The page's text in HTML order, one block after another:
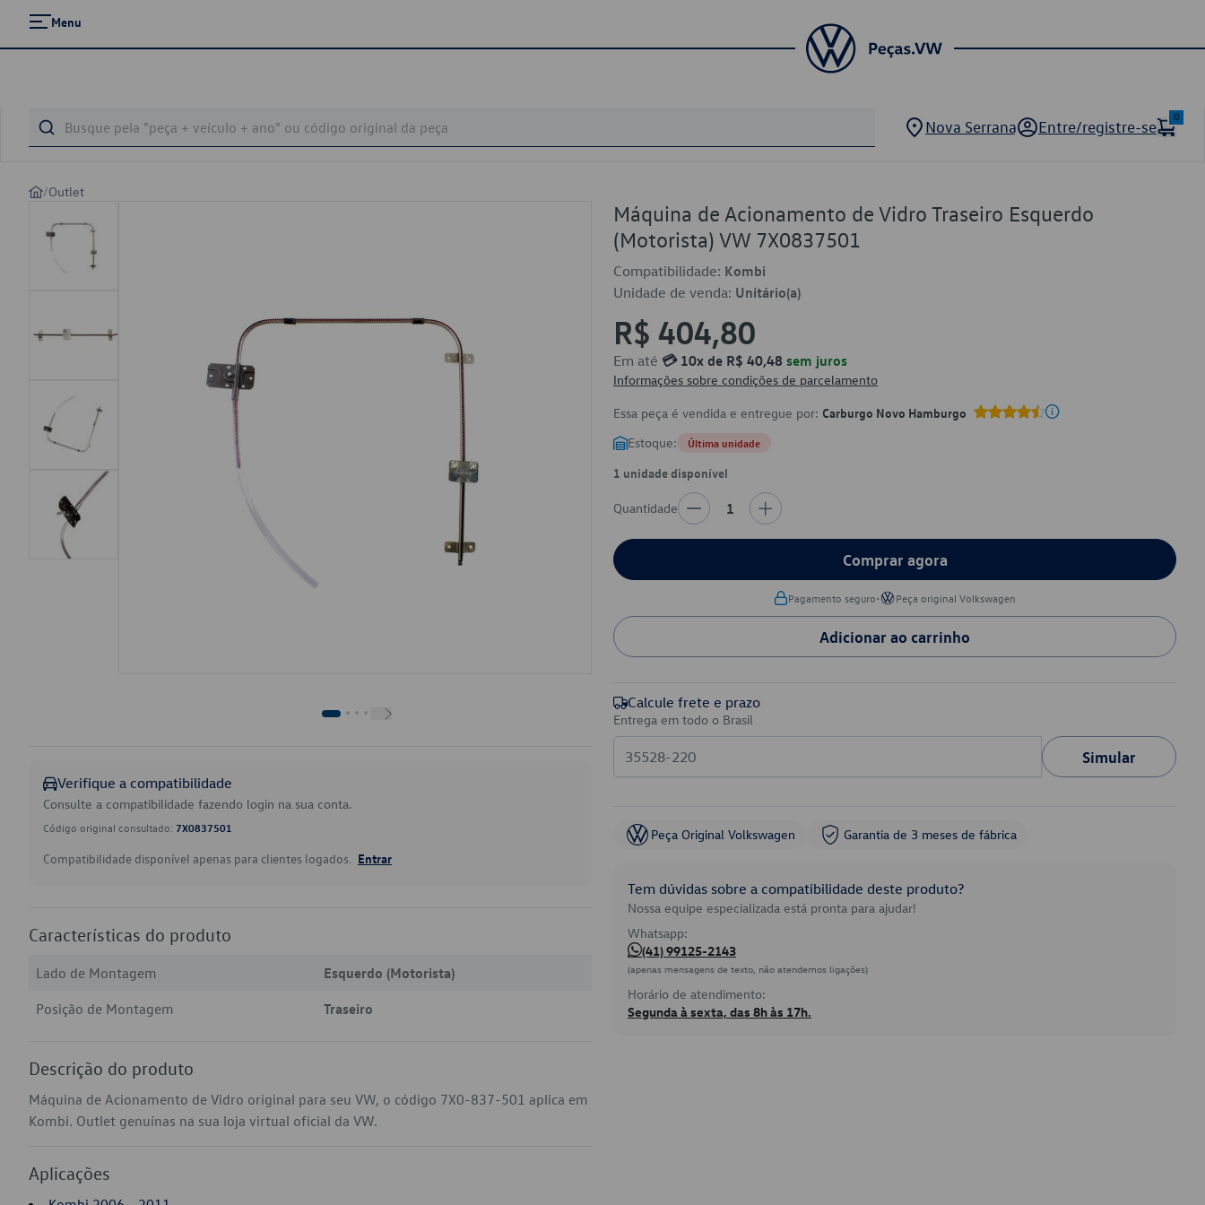
Menu
Nova Serrana Entre/registre-se
0
/Outlet
Verifique a compatibilidade
Consulte a compatibilidade fazendo login na sua conta.
Código original consultado: 7X0837501
Compatibilidade disponível apenas para clientes logados. Entrar
Características do produto
Lado de Montagem
Esquerdo (Motorista)
Posição de Montagem
Traseiro
Descrição do produto
Máquina de Acionamento de Vidro original para seu VW, o código 7X0-837-501 aplica em
Kombi. Outlet genuínas na sua loja virtual oficial da VW.
Aplicações
Máquina de Acionamento de Vidro Traseiro Esquerdo
(Motorista) VW 7X0837501
Compatibilidade: Kombi
Unidade de venda: Unitário(a)
R$ 404,80
Em até 💳 10x de R$ 40,48 sem juros
Informações sobre condições de parcelamento
Essa peça é vendida e entregue por: Carburgo Novo Hamburgo
Estoque: Última unidade
1 unidade disponível
Quantidade 1
Comprar agora
Pagamento seguro• Peça original Volkswagen
Adicionar ao carrinho
Calcule frete e prazo
Entrega em todo o Brasil
Simular
Peça Original Volkswagen Garantia de 3 meses de fábrica
Tem dúvidas sobre a compatibilidade deste produto?
Nossa equipe especializada está pronta para ajudar!
Whatsapp:
(41) 99125-2143
(apenas mensagens de texto, não atendemos ligações)
Horário de atendimento:
Segunda à sexta, das 8h às 17h.